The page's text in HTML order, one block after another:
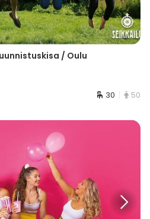
/ Oulu
30 50